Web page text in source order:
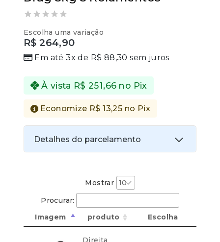
out
of
5
Escolha uma variação
R$264,90
Em até 3x de R$ 88,30 sem juros
À vista R$251,66 no Pix
Economize R$13,25 no Pix
Detalhes do parcelamento
251,66 Aprovação imediata
Economize
Cartões de crédito:
Mostrar
Procurar:
Imagem
produto Escolha
Direita